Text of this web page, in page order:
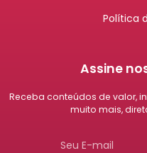
Política
Assine
Receba conteúdos de valor,
muito mais,